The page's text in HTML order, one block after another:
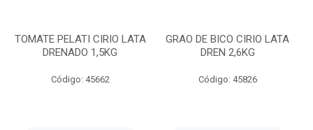
TOMATE PELATI CIRIO LATA
DRENADO 1,5KG
Código: 45662
GRAO DE BICO CIRIO LATA
DREN 2,6KG
Código: 45826